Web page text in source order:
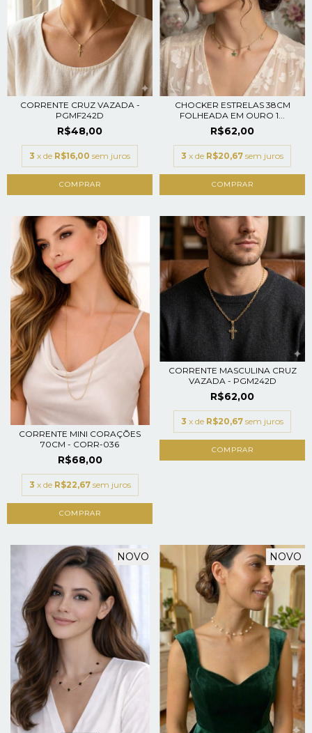
CORRENTE CRUZ VAZADA -
PGMF242D
R$48,00
3 x de R$16,00 sem juros
COMPRAR
CHOCKER ESTRELAS 38CM
FOLHEADA EM OURO 1...
R$62,00
3 x de R$20,67 sem juros
CORRENTE MINI CORAÇÕES
70CM - CORR-036
R$68,00
3 x de R$22,67 sem juros
CORRENTE MASCULINA CRUZ
VAZADA - PGM242D
R$62,00
3 x de R$20,67 sem juros
NOVO NOVO